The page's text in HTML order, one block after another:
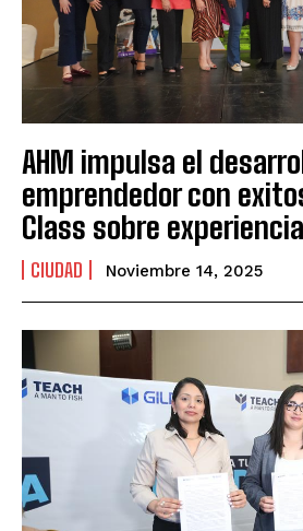
AHM impulsa el
emprendedor con
Class sobre
CIUDAD Noviembre 14, 2025